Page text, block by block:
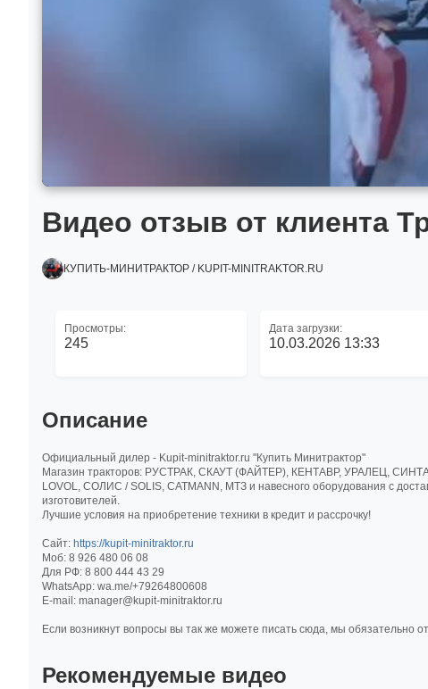
Видео отзыв от клиента
КУПИТЬ-МИНИТРАКТОР / KUPIT-MINITRAKTOR.RU
Просмотры:
245
Дата загрузки:
10.03.2026 13:33
Описание
Официальный дилер - Kupit-minitraktor.ru "Купить Минитрактор"
Магазин тракторов: РУСТРАК, СКАУТ (ФАЙТЕР), КЕНТАВР, УРАЛЕЦ,
LOVOL, СОЛИС / SOLIS, CATMANN, МТЗ и навесного оборудования с
изготовителей.
Лучшие условия на приобретение техники в кредит и рассрочку!
Сайт: https://kupit-minitraktor.ru
Моб: 8 926 480 06 08
Для РФ: 8 800 444 43 29
WhatsApp: wa.me/+79264800608
E-mail: manager@kupit-minitraktor.ru
Если возникнут вопросы вы так же можете писать сюда, мы обязательно
Рекомендуемые видео